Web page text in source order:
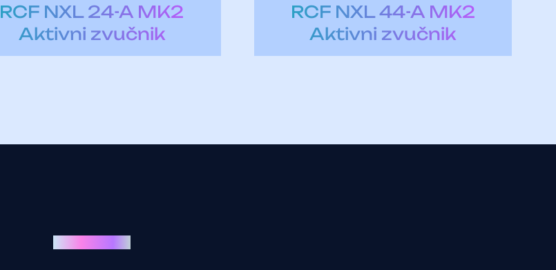
RCF NXL 24-A MK2
Aktivni zvučnik
RCF NXL 44-A MK2
Aktivni zvučnik